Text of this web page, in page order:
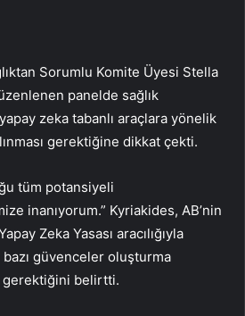
Sorumlu Komite Üyesi Stella
panelde sağlık
zeka tabanlı araçlara yönelik
gerektiğine dikkat çekti.
tüm potansiyeli
inanıyorum.” Kyriakides, AB’nin
Zeka Yasası aracılığıyla
güvenceler oluşturma
gerektiğini belirtti.